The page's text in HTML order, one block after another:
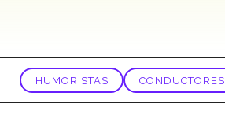
HUMORISTAS CONDUCTORES